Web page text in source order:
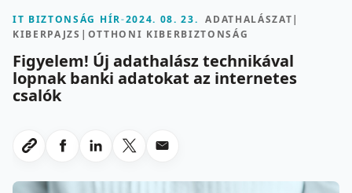
IT BIZTONSÁG HÍR-2024. 08. 23. ADATHALÁSZAT|
KIBERPAJZS | OTTHONI KIBERBIZTONSÁG
Figyelem! Új adathalász technikával
lopnak banki adatokat az internetes
csalók
Link masolasa
Megosztas Facebookon
Megosztas LinkedInen
Megosztas X-en
Megosztas emailben